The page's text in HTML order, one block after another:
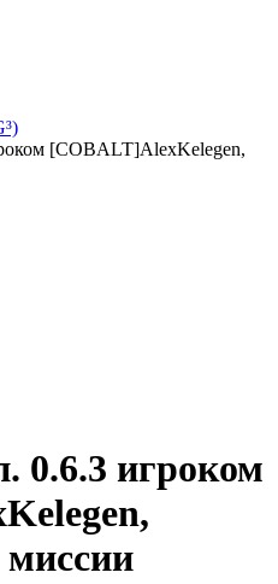
[COBALT]AlexKelegen,
0.6.3 игроком
миссии